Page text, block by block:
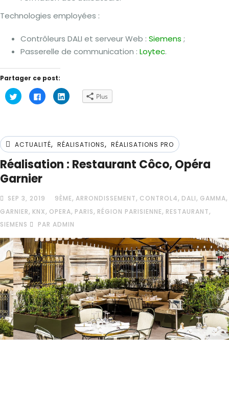
Technologies employées :
Contrôleurs DALI et serveur Web : Siemens ;
Passerelle de communication : Loytec.
Partager ce post:
Cliquez
pour
partager
nouvelle
fenêtre)
Cliquez
pour
partager
nouvelle
fenêtre)
Cliquez
pour
nouvelle
fenêtre)
Plus
ACTUALITÉ, RÉALISATIONS, RÉALISATIONS PRO
Réalisation : Restaurant Côco, Opéra
Garnier
SEP 3, 2019 9ÈME, ARRONDISSEMENT, CONTROL4, DALI, GAMMA,
GARNIER, KNX, OPERA, PARIS, RÉGION PARISIENNE, RESTAURANT,
SIEMENS PAR ADMIN